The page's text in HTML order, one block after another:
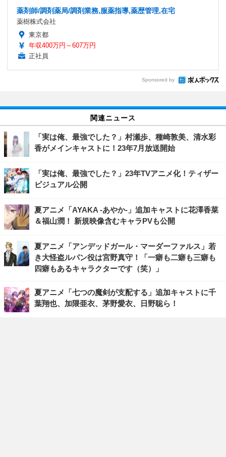
薬剤師/調剤薬局/調剤業務,服薬指導,薬歴管理,在宅
薬樹株式会社
東京都
年収400万円～607万円
正社員
Sponsored by
関連ニュース
「実は俺、最強でした？」村瀬歩、種崎敦美、清水彩
香がメインキャストに！23年7月放送開始
「実は俺、最強でした？」23年TVアニメ化！ティザー
ビジュアル公開
夏アニメ「AYAKA ‐あやか‐」追加キャストに花澤香菜
＆福山潤！ 新規映像含むキャラPVも公開
夏アニメ「アンデッドガール・マーダーファルス」若
き大怪盗ルパン役は宮野真守！「一癖も二癖も三癖も
四癖もあるキャラクターです（笑）」
夏アニメ「七つの魔剣が支配する」追加キャストに千
葉翔也、加隈亜衣、茅野愛衣、日野聡ら！